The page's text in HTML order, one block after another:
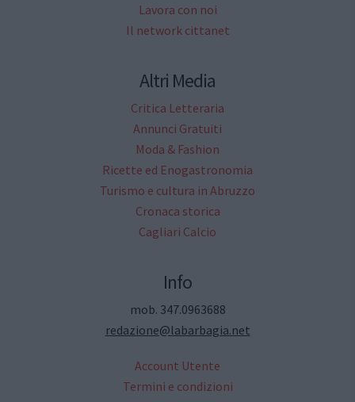
Lavora con noi
Il network cittanet
Altri Media
Critica Letteraria
Annunci Gratuiti
Moda & Fashion
Ricette ed Enogastronomia
Turismo e cultura in Abruzzo
Cronaca storica
Cagliari Calcio
Info
mob. 347.0963688
redazione@labarbagia.net
Account Utente
Termini e condizioni